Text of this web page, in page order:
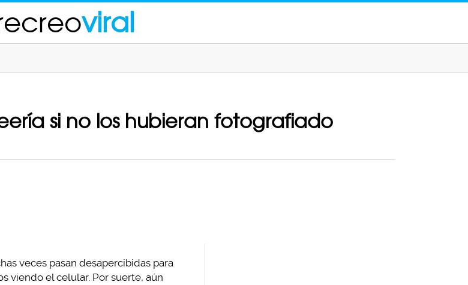
viral
si no los hubieran fotografiado
veces pasan desapercibidas para
viendo el celular. Por suerte, aún